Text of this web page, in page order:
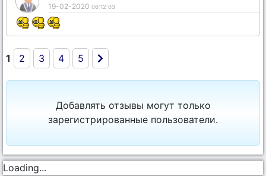
19-02-2020 06:12:03
1 2 3 4 5
Добавлять отзывы могут только
зарегистрированные пользователи.
Loading...